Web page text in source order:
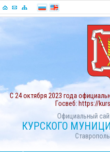
С 24 октября 2023 года
Госвеб: https://
Официальный
КУРСКОГО